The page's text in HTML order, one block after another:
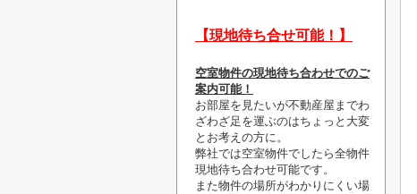
【現地待ち合せ可能！】
空室物件の現地待ち合わせでのご
案内可能！
お部屋を見たいが不動産屋までわ
ざわざ足を運ぶのはちょっと大変
とお考えの方に。
弊社では空室物件でしたら全物件
現地待ち合わせ可能です。
また物件の場所がわかりにくい場